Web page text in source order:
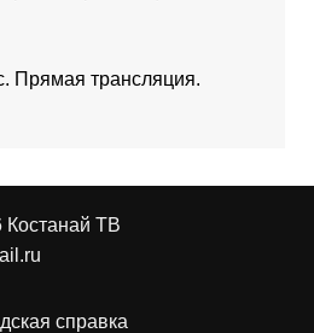
Прямая трансляция.
ТВ
справка